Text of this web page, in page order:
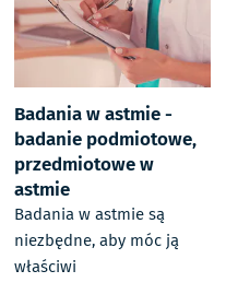
Badania w astmie -
badanie podmiotowe,
przedmiotowe w
astmie
Badania w astmie są
niezbędne, aby móc ją
właściwi